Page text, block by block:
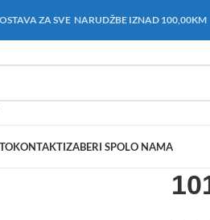
ZA SVE NARUDŽBE IZNAD 100,00KM
KONTAKTIZABERI SPOLO NAMA